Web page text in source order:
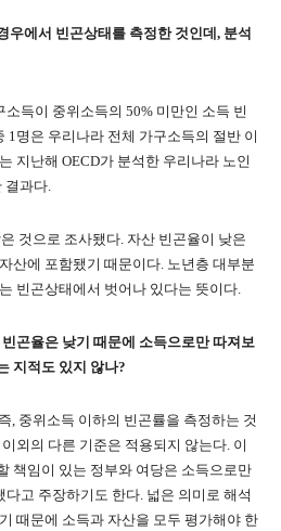
우에서 빈곤상태를 측정한 것인데 , 분석
소득이 중위소득의 50% 미만인 소득 빈
1명은 우리나라 전체 가구소득의 절반 이
지난해 OECD가 분석한 우리나라 노인
결과다.
것으로 조사됐다. 자산 빈곤율이 낮은
산에 포함됐기 때문이다. 노년층 대부분
빈곤상태에서 벗어나 있다는 뜻이다.
곤율은 낮기 때문에 소득으로만 따져보
지적도 있지 않나?
, 중위소득 이하의 빈곤률을 측정하는 것
외의 다른 기준은 적용되지 않는다. 이
책임이 있는 정부와 여당은 소득으로만
다고 주장하기도 한다. 넓은 의미로 해석
때문에 소득과 자산을 모두 평가해야 한